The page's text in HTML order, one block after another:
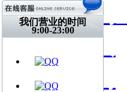
飞琴行淘宝
天猫购买
找到我们
我们营业的时间
9:00-23:00